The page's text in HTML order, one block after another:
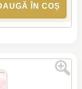
ÎN COȘ